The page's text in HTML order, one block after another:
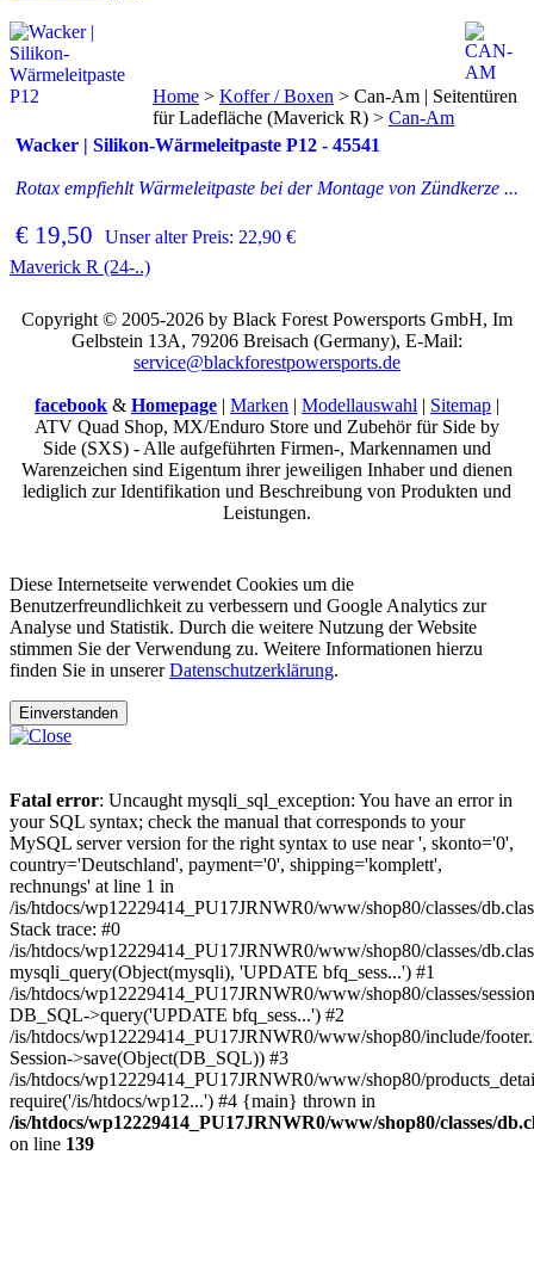
Wacker | Silikon-Wärmeleitpaste P12 - 45541
Rotax empfiehlt Wärmeleitpaste bei der Montage von Zündkerze ...
€ 19,50 Unser alter Preis: 22,90 €
Home > Koffer / Boxen > Can-Am | Seitentüren
für Ladefläche (Maverick R) > Can-Am
Maverick R (24-..)
Copyright © 2005-2026 by Black Forest Powersports GmbH, Im
Gelbstein 13A, 79206 Breisach (Germany), E-Mail:
service@blackforestpowersports.de
facebook & Homepage | Marken | Modellauswahl | Sitemap |
ATV Quad Shop, MX/Enduro Store und Zubehör für Side by
Side (SXS) - Alle aufgeführten Firmen-, Markennamen und
Warenzeichen sind Eigentum ihrer jeweiligen Inhaber und dienen
lediglich zur Identifikation und Beschreibung von Produkten und
Leistungen.
Diese Internetseite verwendet Cookies um die
Benutzerfreundlichkeit zu verbessern und Google Analytics zur
Analyse und Statistik. Durch die weitere Nutzung der Website
stimmen Sie der Verwendung zu. Weitere Informationen hierzu
finden Sie in unsererDatenschutzerklärung.
Einverstanden
Fatal error: Uncaught mysqli_sql_exception: You have an error in
your SQL syntax; check the manual that corresponds to your
MySQL server version for the right syntax to use near ', skonto='0',
country='Deutschland', payment='0', shipping='komplett',
rechnungs' at line 1 in
/is/htdocs/wp12229414_PU17JRNWR0/www/shop80/classes/
Stack trace: #0
/is/htdocs/wp12229414_PU17JRNWR0/www/shop80/classes/
mysqli_query(Object(mysqli), 'UPDATE bfq_sess...') #1
/is/htdocs/wp12229414_PU17JRNWR0/www/shop80/classes/
DB_SQL->query('UPDATE bfq_sess...') #2
/is/htdocs/wp12229414_PU17JRNWR0/www/shop80/include/
Session->save(Object(DB_SQL)) #3
/is/htdocs/wp12229414_PU17JRNWR0/www/shop80/
require('/is/htdocs/wp12...') #4 {main} thrown in
/is/htdocs/wp12229414_PU17JRNWR0/www/shop80/classes/
on line 139